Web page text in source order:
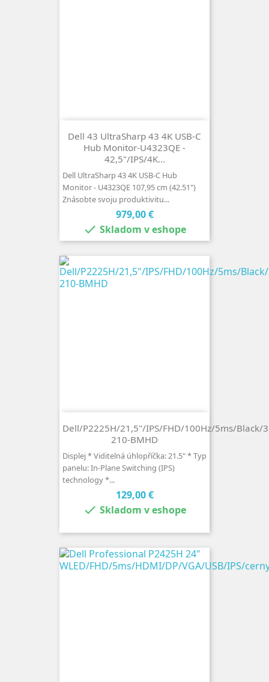
Dell 43 UltraSharp 43 4K USB-C
Hub Monitor-U4323QE -
42,5"/IPS/4K...
Dell UltraSharp 43 4K USB-C Hub
Monitor - U4323QE 107,95 cm (42.51")
Znásobte svoju produktivitu...
Cena
979,00 €
 Skladom v eshope
Dell/P2225H/21,5"/IPS/FHD/100Hz/5ms/Black/
210-BMHD
Displej * Viditelná úhlopříčka: 21.5" * Typ
panelu: In-Plane Switching (IPS)
technology *...
Cena
129,00 €
 Skladom v eshope